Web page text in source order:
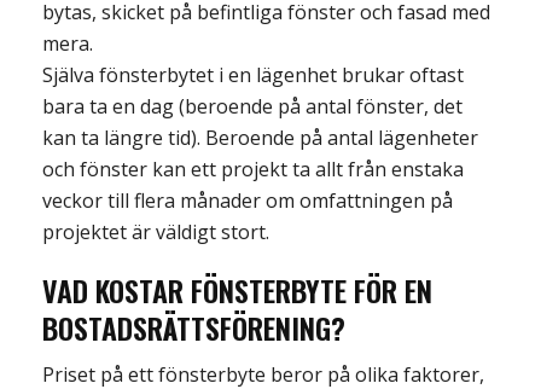
bytas, skicket på befintliga fönster och fasad med
mera.
Själva fönsterbytet i en lägenhet brukar oftast
bara ta en dag (beroende på antal fönster, det
kan ta längre tid). Beroende på antal lägenheter
och fönster kan ett projekt ta allt från enstaka
veckor till flera månader om omfattningen på
projektet är väldigt stort.
VAD KOSTAR FÖNSTERBYTE FÖR EN
BOSTADSRÄTTSFÖRENING?
Priset på ett fönsterbyte beror på olika faktorer,